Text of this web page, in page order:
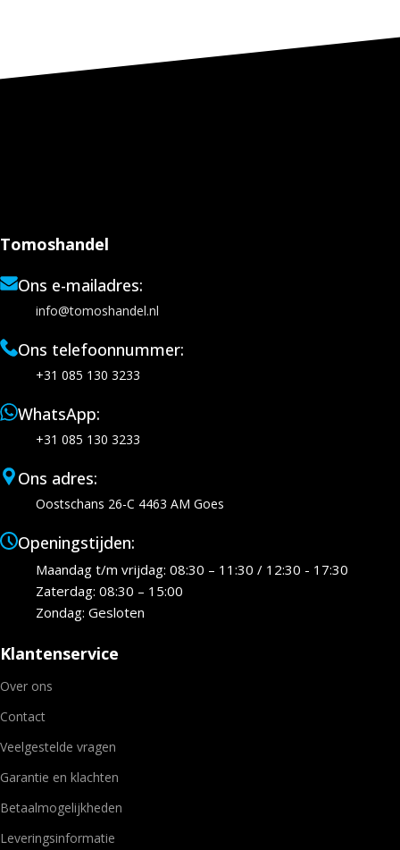
Tomoshandel
Ons e-mailadres:
info@tomoshandel.nl
Ons telefoonnummer:
+31 085 130 3233
WhatsApp:
+31 085 130 3233
Ons adres:
Oostschans 26-C 4463 AM Goes
Openingstijden:
Maandag t/m vrijdag: 08:30 – 11:30 / 12:30 - 17:30
Zaterdag: 08:30 – 15:00
Zondag: Gesloten
Klantenservice
Over ons
Contact
Veelgestelde vragen
Garantie en klachten
Betaalmogelijkheden
Leveringsinformatie